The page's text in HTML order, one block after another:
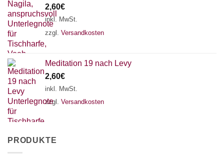
2,60€
inkl. MwSt.
zzgl. Versandkosten
Meditation 19 nach Levy
2,60€
inkl. MwSt.
zzgl. Versandkosten
PRODUKTE